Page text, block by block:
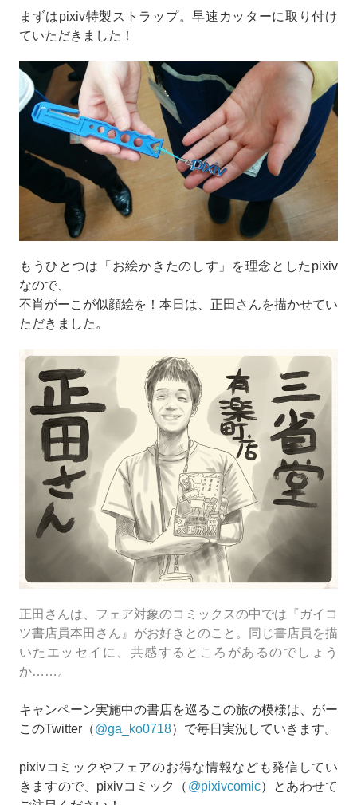
まずはpixiv特製ストラップ。早速カッターに取り付け
ていただきました！
もうひとつは「お絵かきたのしす」を理念としたpixiv
なので、
不肖がーこが似顔絵を！本日は、正田さんを描かせてい
ただきました。
正田さんは、フェア対象のコミックスの中では『ガイコ
ツ書店員本田さん』がお好きとのこと。同じ書店員を描
いたエッセイに、共感するところがあるのでしょう
か……。
キャンペーン実施中の書店を巡るこの旅の模様は、がー
このTwitter（@ga_ko0718）で毎日実況していきます。
pixivコミックやフェアのお得な情報なども発信してい
きますので、pixivコミック（ @pixivcomic）とあわせて